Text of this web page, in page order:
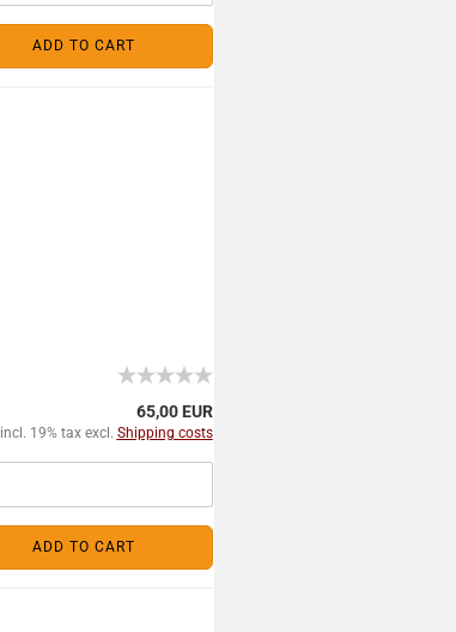
ADD TO CART
65,00 EUR
incl. 19% tax excl. Shipping costs
ADD TO CART